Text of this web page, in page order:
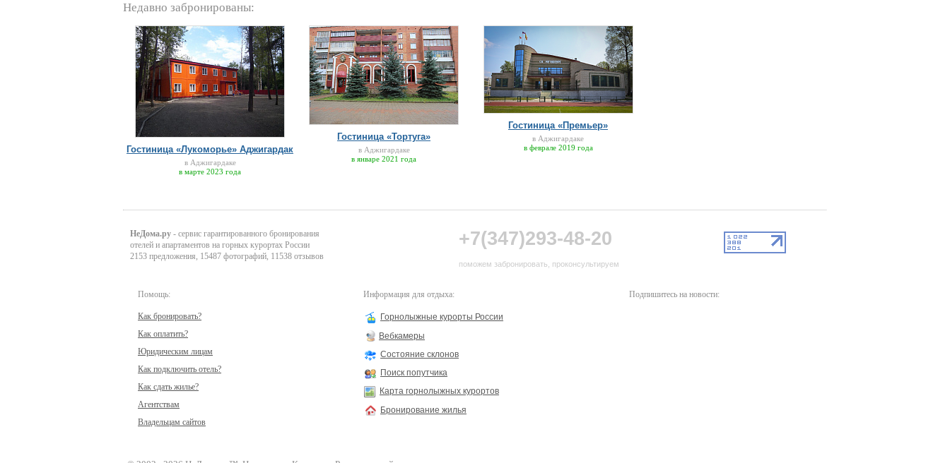
Недавно забронированы:
Гостиница «Лукоморье» Аджигардак
в Аджигардаке
в марте 2023 года
Гостиница «Тортуга»
в Аджигардаке
в январе 2021 года
Гостиница «Премьер»
в Аджигардаке
в феврале 2019 года
НеДома.ру - сервис гарантированного бронирования
отелей и апартаментов на горных курортах России
2153 предложения, 15487 фотографий, 11538 отзывов
+7(347)293-48-20
поможем забронировать, проконсультируем
Помощь:
Как бронировать?
Как оплатить?
Юридическим лицам
Как подключить отель?
Как сдать жилье?
Агентствам
Владельцам сайтов
Информация для отдыха:
Горнолыжные курорты России
Вебкамеры
Состояние склонов
Поиск попутчика
Карта горнолыжных курортов
Бронирование жилья
Подпишитесь на новости: